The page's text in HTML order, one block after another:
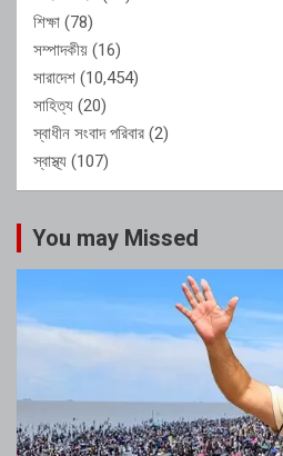
শিক্ষা (78)
সম্পাদকীয় (16)
সারাদেশ (10,454)
সাহিত্য (20)
স্বাধীন সংবাদ পরিবার (2)
স্বাস্থ্য (107)
You may Missed